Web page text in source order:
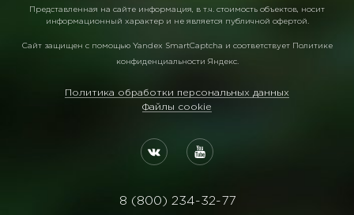
Представленная на сайте информация, в т.ч. стоимость объектов, носит
информационный характер и не является публичной офертой.
Сайт защищен с помощью Yandex SmartCaptcha и соответствует Политике
конфиденциальности Яндекс.
Политика обработки персональных данных
Файлы cookie
8 (800) 234-32-77